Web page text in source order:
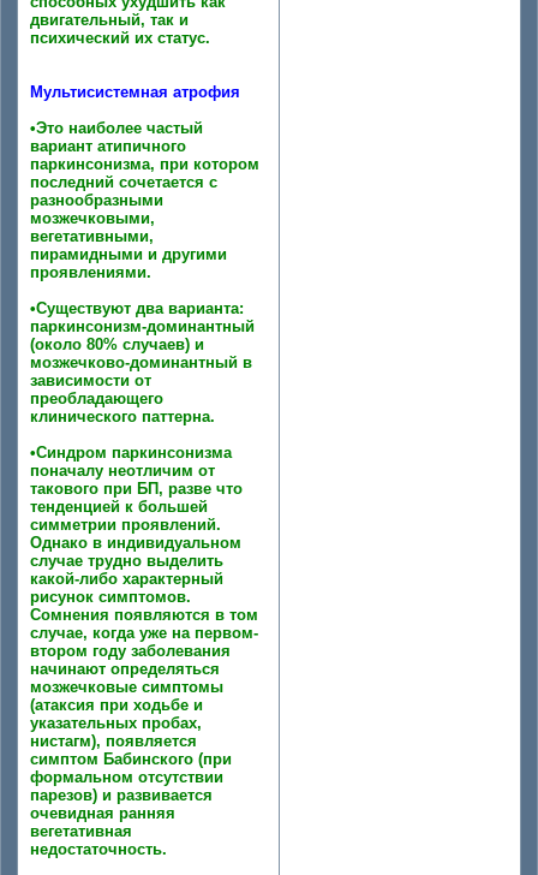
двигательный, так и
психический их статус.
Мультисистемная атрофия
•Это наиболее частый
вариант атипичного
паркинсонизма, при котором
последний сочетается с
разнообразными
мозжечковыми,
вегетативными,
пирамидными и другими
проявлениями.
•Существуют два варианта:
паркинсонизм-доминантный
(около 80% случаев) и
мозжечково-доминантный в
зависимости от
преобладающего
клинического паттерна.
•Синдром паркинсонизма
поначалу неотличим от
такового при БП, разве что
тенденцией к большей
симметрии проявлений.
Однако в индивидуальном
случае трудно выделить
какой-либо характерный
рисунок симптомов.
Сомнения появляются в том
случае, когда уже на первом-
втором году заболевания
начинают определяться
мозжечковые симптомы
(атаксия при ходьбе и
указательных пробах,
нистагм), появляется
симптом Бабинского (при
формальном отсутствии
парезов) и развивается
очевидная ранняя
вегетативная
недостаточность.